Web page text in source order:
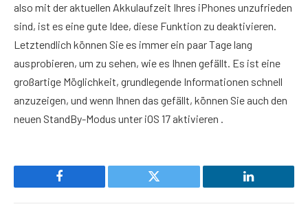
also mit der aktuellen Akkulaufzeit Ihres iPhones unzufrieden
sind, ist es eine gute Idee, diese Funktion zu deaktivieren.
Letztendlich können Sie es immer ein paar Tage lang
ausprobieren, um zu sehen, wie es Ihnen gefällt. Es ist eine
großartige Möglichkeit, grundlegende Informationen schnell
anzuzeigen, und wenn Ihnen das gefällt, können Sie auch den
neuen StandBy-Modus unter iOS 17 aktivieren .
Facebook Twitter LinkedIn